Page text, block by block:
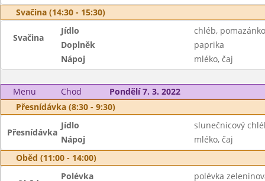
Svačina (14:30 - 15:30)
Svačina
Jídlo
chléb,
Doplněk
paprika
Nápoj
mléko, čaj
Menu Chod
Pondělí 7. 3. 2022
Přesnídávka (8:30 - 9:30)
Přesnídávka
Jídlo
slunečnicový
Nápoj
mléko, čaj
Oběd (11:00 - 14:00)
Polévka
polévka